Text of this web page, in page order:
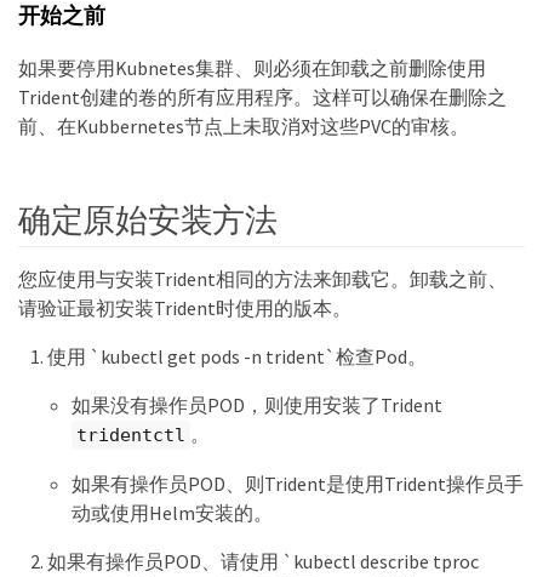
开始之前
如果要停用Kubnetes集群、则必须在卸载之前删除使用
Trident创建的卷的所有应用程序。这样可以确保在删除之
前、在Kubbernetes节点上未取消对这些PVC的审核。
确定原始安装方法
您应使用与安装Trident相同的方法来卸载它。卸载之前、
请验证最初安装Trident时使用的版本。
使用 `kubectl get pods -n trident`检查Pod。
如果没有操作员POD，则使用安装了Trident
tridentctl 。
如果有操作员POD、则Trident是使用Trident操作员手
动或使用Helm安装的。
如果有操作员POD、请使用 `kubectl describe tproc